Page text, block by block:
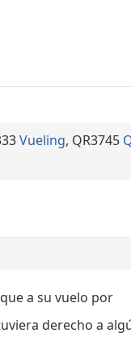
Vueling, QR3745
a su vuelo por
derecho a